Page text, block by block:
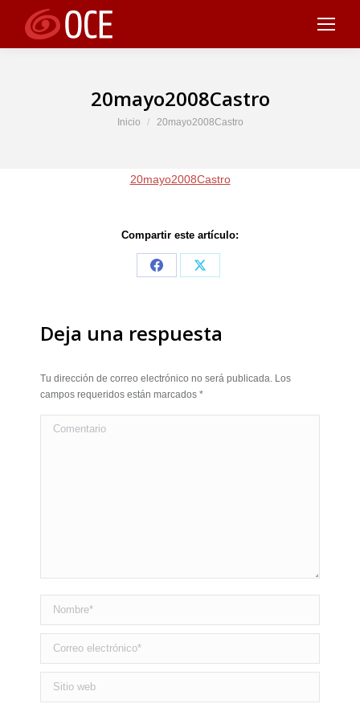
20mayo2008Castro
Estás aquí:
Inicio 20mayo2008Castro
20mayo2008Castro
Compartir este artículo:
Share
Share
Deja una respuesta
Tu dirección de correo electrónico no será publicada. Los
campos requeridos están marcados *
Comentario
Nombre *
Correo electrónico *
Sitio web